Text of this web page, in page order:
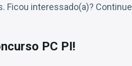
Ficou interessado(a)? Continue
PC PI!